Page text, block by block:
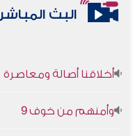
البث المباشر
أخلاقنا أصالة ومعاصرة
وأمنهم من خوف 9